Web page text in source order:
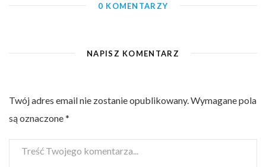
0 KOMENTARZY
NAPISZ KOMENTARZ
Twój adres email nie zostanie opublikowany. Wymagane pola
są oznaczone*